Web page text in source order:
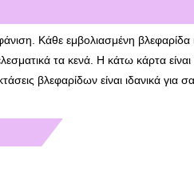
Κάθε εμβολιασμένη βλεφαρίδα
τα κενά. Η κάτω κάρτα
βλεφαρίδων είναι ιδανικά για